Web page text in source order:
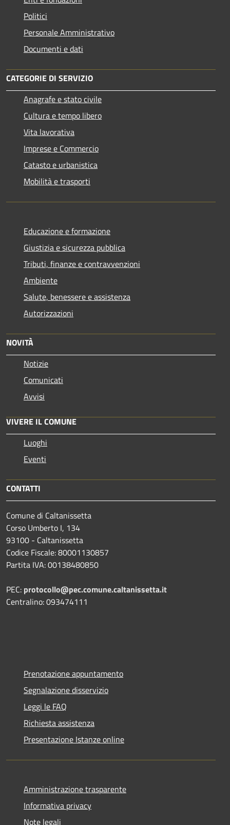
Politici
Personale Amministrativo
Documenti e dati
CATEGORIE DI SERVIZIO
Anagrafe e stato civile
Cultura e tempo libero
Vita lavorativa
Imprese e Commercio
Catasto e urbanistica
Mobilità e trasporti
Educazione e formazione
Giustizia e sicurezza pubblica
Tributi, finanze e contravvenzioni
Ambiente
Salute, benessere e assistenza
Autorizzazioni
NOVITÀ
Notizie
Comunicati
Avvisi
VIVERE IL COMUNE
Luoghi
Eventi
CONTATTI
Comune di Caltanissetta
Corso Umberto I, 134
93100 - Caltanissetta
Codice Fiscale: 80001130857
Partita IVA: 00138480850
PEC: protocollo@pec.comune.caltanissetta.it
Centralino: 093474111
Prenotazione appuntamento
Segnalazione disservizio
Leggi le FAQ
Richiesta assistenza
Presentazione Istanze online
Amministrazione trasparente
Informativa privacy
Note legali